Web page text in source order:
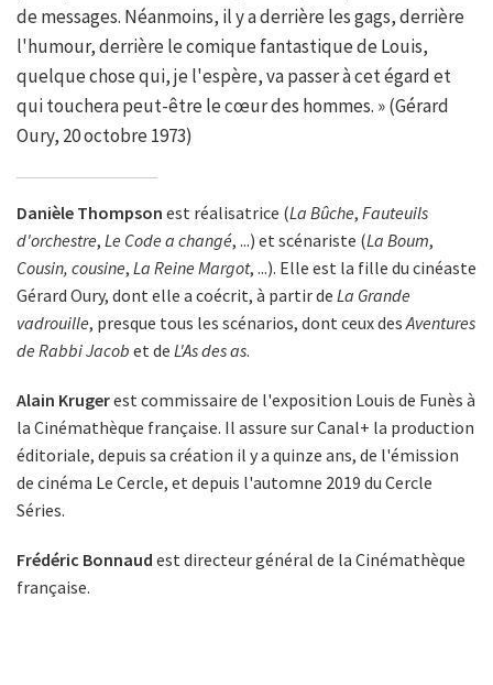
de messages. Néanmoins, il y a derrière les gags, derrière
l'humour, derrière le comique fantastique de Louis,
quelque chose qui, je l'espère, va passer à cet égard et
qui touchera peut-être le cœur des hommes. » (Gérard
Oury, 20 octobre 1973)
Danièle Thompson est réalisatrice (La Bûche, Fauteuils
d'orchestre, Le Code a changé, ...) et scénariste (La Boum,
Cousin, cousine, La Reine Margot, ...). Elle est la fille du cinéaste
Gérard Oury, dont elle a coécrit, à partir de La Grande
vadrouille, presque tous les scénarios, dont ceux desAventures
de Rabbi Jacob et de L'As des as.
Alain Krugerest commissaire de l'exposition Louis de Funès à
la Cinémathèque française. Il assure sur Canal+ la production
éditoriale, depuis sa création il y a quinze ans, de l'émission
de cinéma Le Cercle, et depuis l'automne 2019 du Cercle
Séries.
Frédéric Bonnaud est directeur général de la Cinémathèque
française.